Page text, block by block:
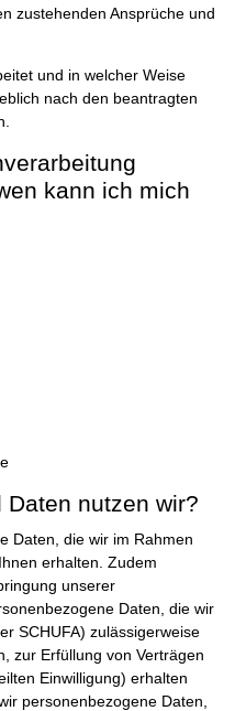
zustehenden Ansprüche und
und in welcher Weise
nach den beantragten
kann ich mich
nutzen wir?
Daten, die wir im Rahmen
erhalten. Zudem
unserer
Daten, die wir
SCHUFA) zulässigerweise
zur Erfüllung von Verträgen
Einwilligung) erhalten
personenbezogene Daten,